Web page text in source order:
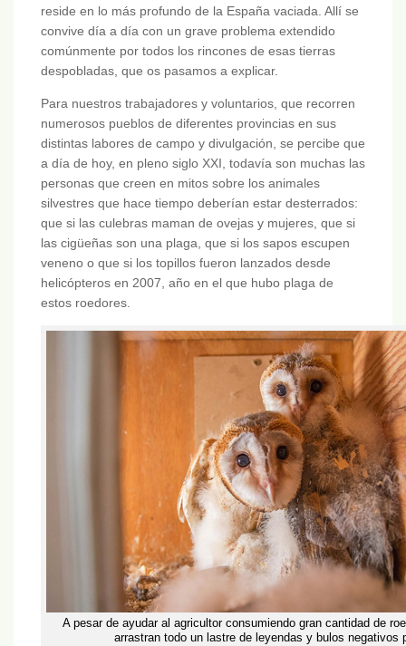
reside en lo más profundo de la España vaciada. Allí se
convive día a día con un grave problema extendido
comúnmente por todos los rincones de esas tierras
despobladas, que os pasamos a explicar.
Para nuestros trabajadores y voluntarios, que recorren
numerosos pueblos de diferentes provincias en sus
distintas labores de campo y divulgación, se percibe que
a día de hoy, en pleno siglo XXI, todavía son muchas las
personas que creen en mitos sobre los animales
silvestres que hace tiempo deberían estar desterrados:
que si las culebras maman de ovejas y mujeres, que si
las cigüeñas son una plaga, que si los sapos escupen
veneno o que si los topillos fueron lanzados desde
helicópteros en 2007, año en el que hubo plaga de
estos roedores.
A pesar de ayudar al agricultor consumiendo gran cantidad de
arrastran todo un lastre de leyendas y bulos negativos